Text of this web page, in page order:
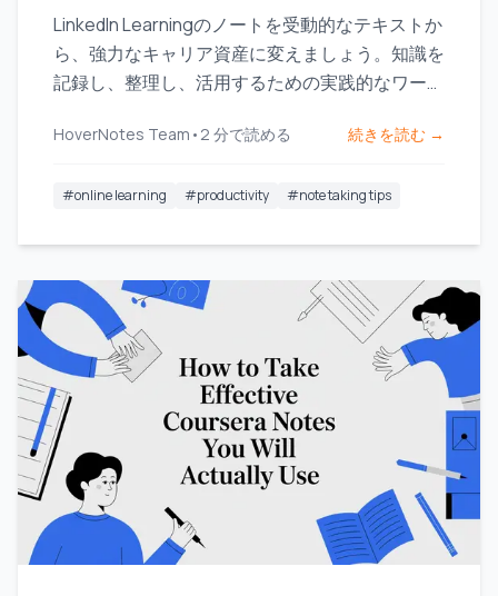
LinkedIn Learningのノートを受動的なテキストか
ら、強力なキャリア資産に変えましょう。知識を
記録し、整理し、活用するための実践的なワーク
HoverNotes Team • 2 分で読める 続きを読む →
#online learning #productivity #note taking tips